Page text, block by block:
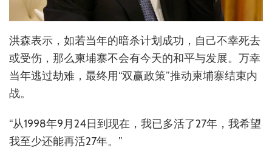
洪森表示，如若当年的暗杀计划成功，自己不幸死去
或受伤，那么柬埔寨不会有今天的和平与发展。万幸
当年逃过劫难，最终用“双赢政策”推动柬埔寨结束内
战。
“从1998年9月24日到现在，我已多活了27年，我希望
我至少还能再活27年。”